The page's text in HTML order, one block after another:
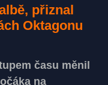
přiznal
Oktagonu
času měnil
na